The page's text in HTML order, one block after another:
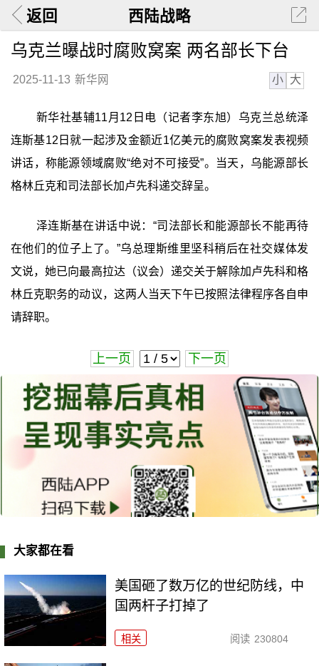
返回 西陆战略
乌克兰曝战时腐败窝案 两名部长下台
2025-11-13 新华网 小 大
新华社基辅11月12日电（记者李东旭）乌克兰总统泽
连斯基12日就一起涉及金额近1亿美元的腐败窝案发表视频
讲话，称能源领域腐败“绝对不可接受”。当天，乌能源部长
格林丘克和司法部长加卢先科递交辞呈。
泽连斯基在讲话中说：“司法部长和能源部长不能再待
在他们的位子上了。”乌总理斯维里坚科稍后在社交媒体发
文说，她已向最高拉达（议会）递交关于解除加卢先科和格
林丘克职务的动议，这两人当天下午已按照法律程序各自申
请辞职。
上一页 下一页
大家都在看
美国砸了数万亿的世纪防线，中
国两杆子打掉了
相关 阅读 230804